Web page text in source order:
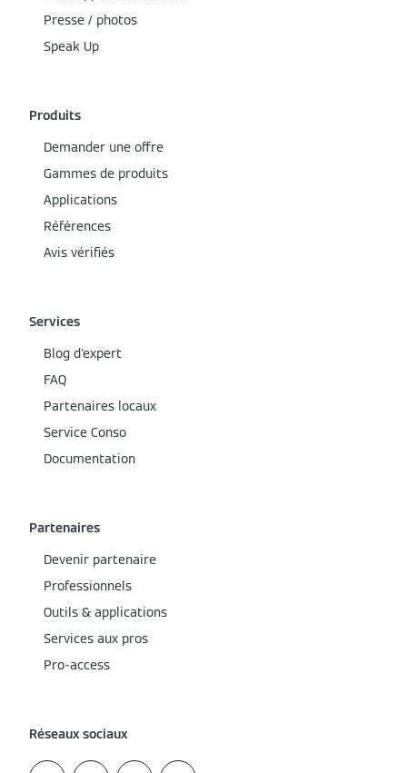
Presse / photos
Speak Up
Produits
Demander une offre
Gammes de produits
Applications
Références
Avis vérifiés
Services
Blog d'expert
FAQ
Partenaires locaux
Service Conso
Documentation
Partenaires
Devenir partenaire
Professionnels
Outils & applications
Services aux pros
Pro-access
Réseaux sociaux